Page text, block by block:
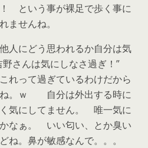
という事が裸足で歩く事に
ませんね。
人にどう思われるか自分は気
さんは気にしなさ過ぎ！”
れって過ぎているわけだから
ね。ｗ 自分は外出する時に
気にしてません。 唯一気に
なぁ。 いい匂い、とか臭い
ね。鼻が敏感なんで。。。